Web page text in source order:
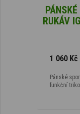
RUKÁV
1 060 Kč
Pánské
funkční